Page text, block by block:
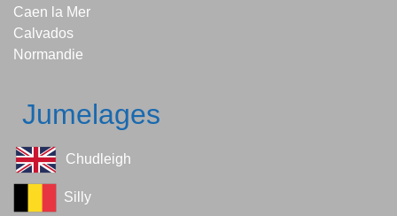
Caen la Mer
Calvados
Normandie
Jumelages
Chudleigh
Silly